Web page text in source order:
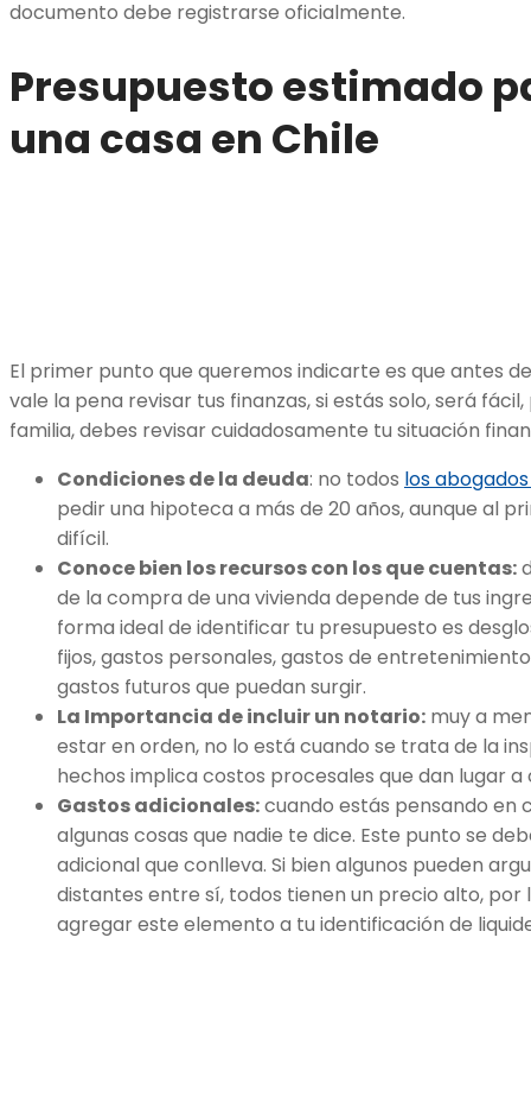
documento debe registrarse oficialmente.
Presupuesto estimado
una casa en Chile
El primer punto que queremos indicarte es que antes
vale la pena revisar tus finanzas, si estás solo, será
familia, debes revisar cuidadosamente tu situación
Condiciones de la deuda: no todos los
pedir una hipoteca a más de 20 años, aunque al
difícil.
Conoce bien los recursos con los que cuentas:
de la compra de una vivienda depende de tus
forma ideal de identificar tu presupuesto es
fijos, gastos personales, gastos de
gastos futuros que puedan surgir.
La Importancia de incluir un notario: muy a
estar en orden, no lo está cuando se trata de la
hechos implica costos procesales que dan lugar
Gastos adicionales:cuando estás pensando en
algunas cosas que nadie te dice. Este punto se
adicional que conlleva. Si bien algunos pueden
distantes entre sí, todos tienen un precio alto, por
agregar este elemento a tu identificación de